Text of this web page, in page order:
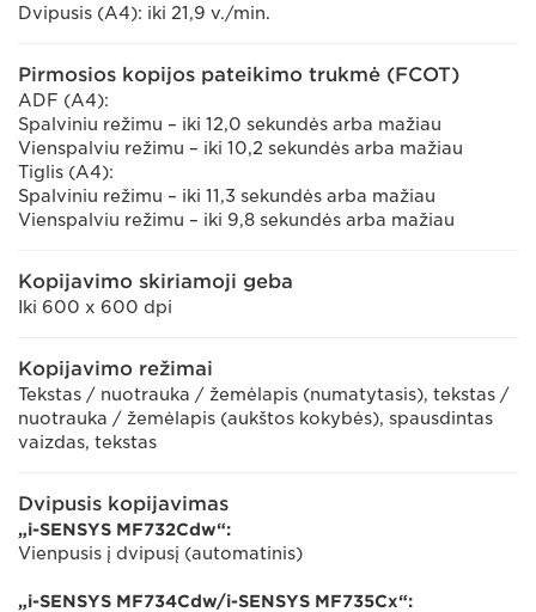
Dvipusis (A4): iki 21,9 v./min.
Pirmosios kopijos pateikimo trukmė (FCOT)
ADF (A4):
Spalviniu režimu – iki 12,0 sekundės arba mažiau
Vienspalviu režimu – iki 10,2 sekundės arba mažiau
Tiglis (A4):
Spalviniu režimu – iki 11,3 sekundės arba mažiau
Vienspalviu režimu – iki 9,8 sekundės arba mažiau
Kopijavimo skiriamoji geba
Iki 600 x 600 dpi
Kopijavimo režimai
Tekstas / nuotrauka / žemėlapis (numatytasis), tekstas /
nuotrauka / žemėlapis (aukštos kokybės), spausdintas
vaizdas, tekstas
Dvipusis kopijavimas
„i-SENSYS MF732Cdw“:
Vienpusis į dvipusį (automatinis)
„i-SENSYS MF734Cdw/i-SENSYS MF735Cx“: